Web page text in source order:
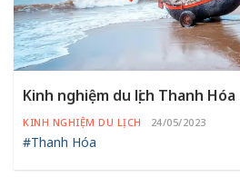
Kinh nghiệm du lịch Thanh Hóa
KINH NGHIỆM DU LỊCH 24/05/2023
#Thanh Hóa